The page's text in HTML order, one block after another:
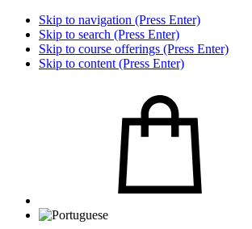
Skip to navigation (Press Enter)
Skip to search (Press Enter)
Skip to course offerings (Press Enter)
Skip to content (Press Enter)